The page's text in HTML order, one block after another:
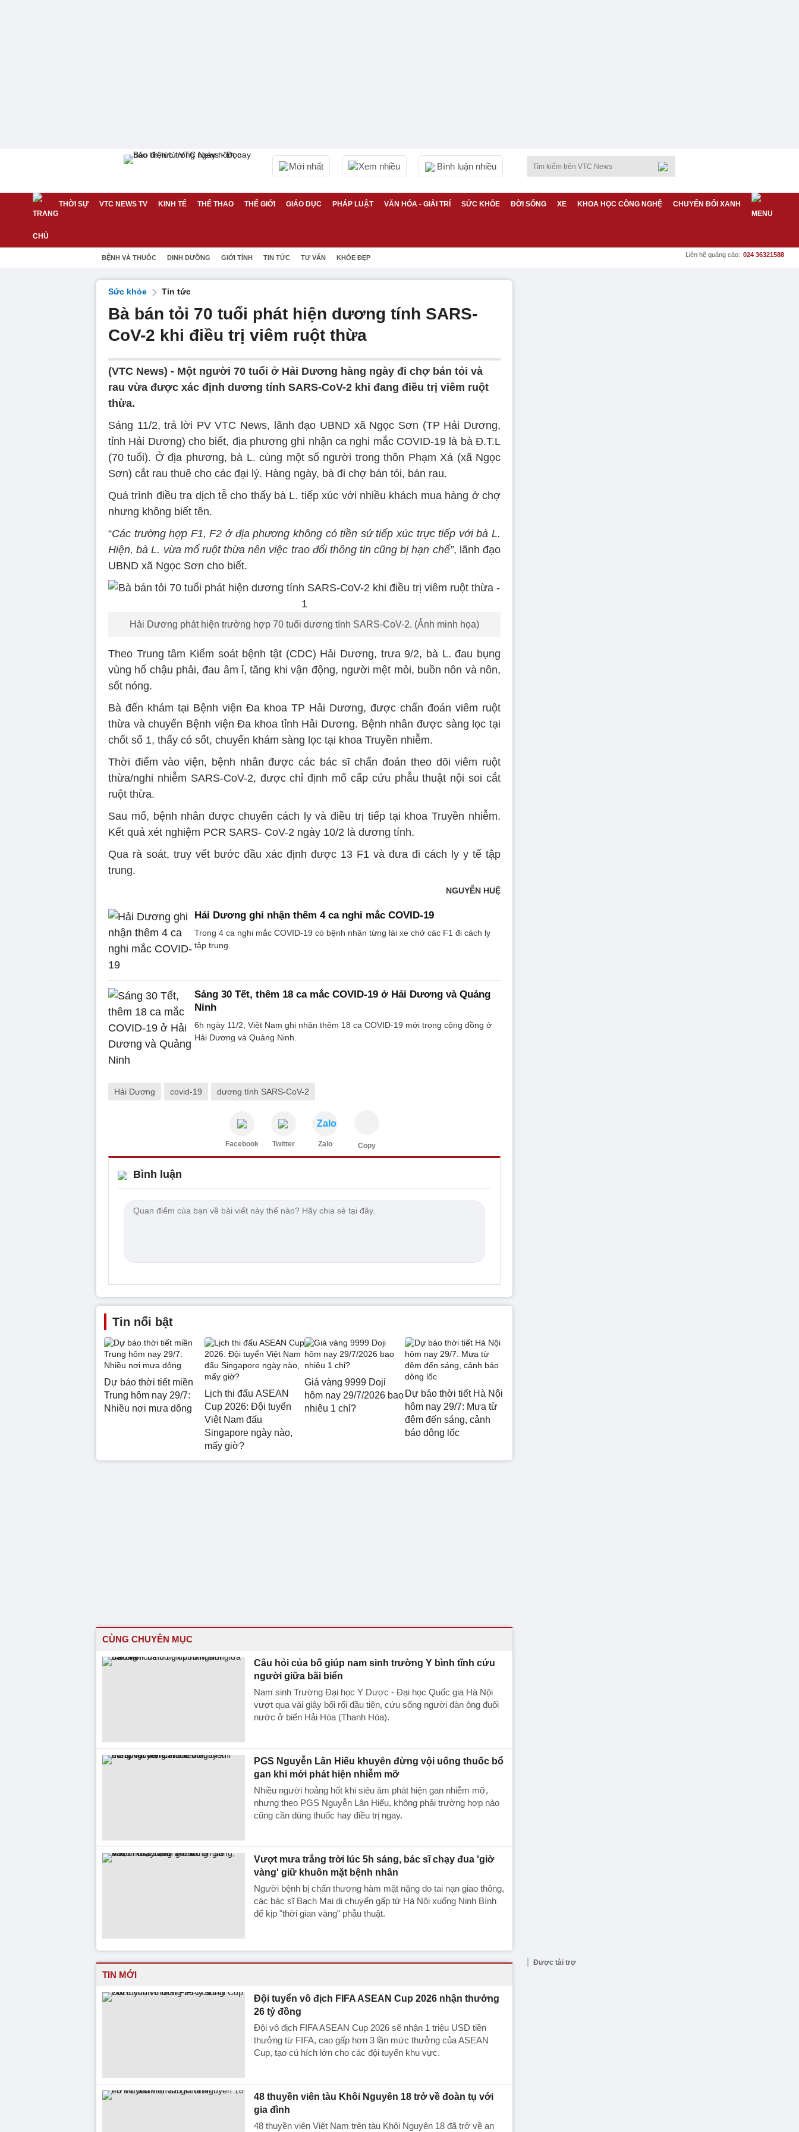
Mới nhất Xem nhiều Bình luận nhiều
THỜI SỰ VTC NEWS TV KINH TẾ THỂ THAO THẾ GIỚI GIÁO DỤC PHÁP LUẬT VĂN HÓA - GIẢI TRÍ SỨC KHỎE ĐỜI SỐNG XE KHOA HỌC CÔNG NGHỆ CHUYỂN ĐỔI XANH
BỆNH VÀ THUỐC DINH DƯỠNG GIỚI TÍNH TIN TỨC TƯ VẤN KHỎE ĐẸP Liên hệ quảng cáo: 024 36321588
Sức khỏe Tin tức
Bà bán tỏi 70 tuổi phát hiện dương tính SARS-
CoV-2 khi điều trị viêm ruột thừa
(VTC News) - Một người 70 tuổi ở Hải Dương hàng ngày đi chợ bán tỏi và
rau vừa được xác định dương tính SARS-CoV-2 khi đang điều trị viêm ruột
thừa.
Sáng 11/2, trả lời PV VTC News, lãnh đạo UBND xã Ngọc Sơn (TP Hải Dương,
tỉnh Hải Dương) cho biết, địa phương ghi nhận ca nghi mắc COVID-19 là bà Đ.T.L
(70 tuổi). Ở địa phương, bà L. cùng một số người trong thôn Phạm Xá (xã Ngọc
Sơn) cắt rau thuê cho các đại lý. Hàng ngày, bà đi chợ bán tỏi, bán rau.
Quá trình điều tra dịch tễ cho thấy bà L. tiếp xúc với nhiều khách mua hàng ở chợ
nhưng không biết tên.
“Các trường hợp F1, F2 ở địa phương không có tiền sử tiếp xúc trực tiếp với bà L.
Hiện, bà L. vừa mổ ruột thừa nên việc trao đổi thông tin cũng bị hạn chế”, lãnh đạo
UBND xã Ngọc Sơn cho biết.
Hải Dương phát hiện trường hợp 70 tuổi dương tính SARS-CoV-2. (Ảnh minh họa)
Theo Trung tâm Kiểm soát bệnh tật (CDC) Hải Dương, trưa 9/2, bà L. đau bụng
vùng hố chậu phải, đau âm ỉ, tăng khi vận động, người mệt mỏi, buồn nôn và nôn,
sốt nóng.
Bà đến khám tại Bệnh viện Đa khoa TP Hải Dương, được chẩn đoán viêm ruột
thừa và chuyển Bệnh viện Đa khoa tỉnh Hải Dương. Bệnh nhân được sàng lọc tại
chốt số 1, thấy có sốt, chuyển khám sàng lọc tại khoa Truyền nhiễm.
Thời điểm vào viện, bệnh nhân được các bác sĩ chẩn đoán theo dõi viêm ruột
thừa/nghi nhiễm SARS-CoV-2, được chỉ định mổ cấp cứu phẫu thuật nội soi cắt
ruột thừa.
Sau mổ, bệnh nhân được chuyển cách ly và điều trị tiếp tại khoa Truyền nhiễm.
Kết quả xét nghiệm PCR SARS- CoV-2 ngày 10/2 là dương tính.
Qua rà soát, truy vết bước đầu xác định được 13 F1 và đưa đi cách ly y tế tập
trung.
NGUYỄN HUỆ
Hải Dương ghi nhận thêm 4 ca nghi mắc COVID-19
Trong 4 ca nghi mắc COVID-19 có bệnh nhân từng lái xe chở các F1 đi cách ly
tập trung.
Sáng 30 Tết, thêm 18 ca mắc COVID-19 ở Hải Dương và Quảng
Ninh
6h ngày 11/2, Việt Nam ghi nhận thêm 18 ca COVID-19 mới trong cộng đồng ở
Hải Dương và Quảng Ninh.
Hải Dương covid-19 dương tính SARS-CoV-2
Facebook Twitter
Zalo
Zalo Copy
Bình luận
Tin nổi bật
Dự báo thời tiết miền
Trung hôm nay 29/7:
Nhiều nơi mưa dông
Lịch thi đấu ASEAN
Cup 2026: Đội tuyển
Việt Nam đấu
Singapore ngày nào,
mấy giờ?
Giá vàng 9999 Doji
hôm nay 29/7/2026 bao
nhiêu 1 chỉ?
Dự báo thời tiết Hà Nội
hôm nay 29/7: Mưa từ
đêm đến sáng, cảnh
báo dông lốc
CÙNG CHUYÊN MỤC
Câu hỏi của bố giúp nam sinh trường Y bình tĩnh cứu
người giữa bãi biển
Nam sinh Trường Đại học Y Dược - Đại học Quốc gia Hà Nội
vượt qua vài giây bối rối đầu tiên, cứu sống người đàn ông đuối
nước ở biển Hải Hòa (Thanh Hóa).
PGS Nguyễn Lân Hiếu khuyên đừng vội uống thuốc bổ
gan khi mới phát hiện nhiễm mỡ
Nhiều người hoảng hốt khi siêu âm phát hiện gan nhiễm mỡ,
nhưng theo PGS Nguyễn Lân Hiếu, không phải trường hợp nào
cũng cần dùng thuốc hay điều trị ngay.
Vượt mưa trắng trời lúc 5h sáng, bác sĩ chạy đua 'giờ
vàng' giữ khuôn mặt bệnh nhân
Người bệnh bị chấn thương hàm mặt nặng do tai nạn giao thông,
các bác sĩ Bạch Mai di chuyển gấp từ Hà Nội xuống Ninh Bình
để kịp "thời gian vàng" phẫu thuật.
TIN MỚI
Đội tuyển vô địch FIFA ASEAN Cup 2026 nhận thưởng
26 tỷ đồng
Đội vô địch FIFA ASEAN Cup 2026 sẽ nhận 1 triệu USD tiền
thưởng từ FIFA, cao gấp hơn 3 lần mức thưởng của ASEAN
Cup, tạo cú hích lớn cho các đội tuyển khu vực.
48 thuyền viên tàu Khôi Nguyên 18 trở về đoàn tụ với
gia đình
48 thuyền viên Việt Nam trên tàu Khôi Nguyên 18 đã trở về an
Được tài trợ